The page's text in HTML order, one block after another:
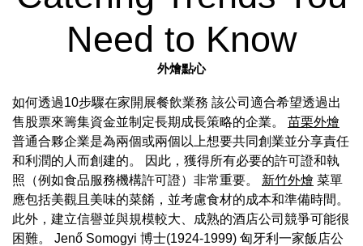
Need to Know
外燴點心
如何透過10步驟在家開展餐飲業務 該公司適合希望透過出
售股票來籌集資金並制定長期成長策略的企業。 苗栗外燴
普通合夥企業是為兩個或兩個以上想要共同創業並分享責任
和利潤的人而創建的。 因此，獲得所有必要的許可證和執
照（例如食品服務機構許可證）非常重要。 新竹外燴 菜單
應包括美觀且美味的菜餚，並考慮食材的成本和準備時間。
此外，建立信譽並與規模較大、成熟的酒店公司競爭可能很
困難。 Jenő Somogyi 博士(1924-1999) 匈牙利一家飯店公